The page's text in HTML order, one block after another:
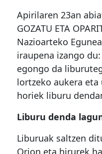
Apirilaren 23an
GOZATU ETA
Nazioarteko
iraupena izango
egongo da
lortzeko aukera
horiek liburu
Liburu denda
Liburuak saltzen
Orion eta hirurek